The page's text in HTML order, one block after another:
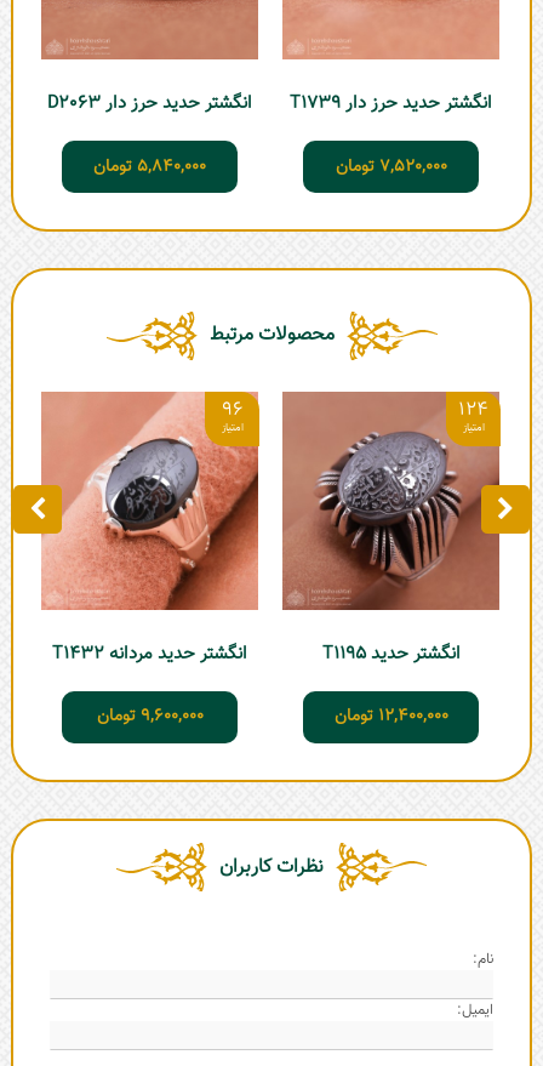
انگشتر حدید حرز دار T1739
7,520,000 تومان
انگشتر حدید حرز دار D2063
5,840,000تومان
محصولات مرتبط
124
انگشتر حدید T1195
12,400,000 تومان
96
انگشتر حدید مردانه T1432
9,600,000 تومان
نظرات کاربران
نام:
ایمیل: